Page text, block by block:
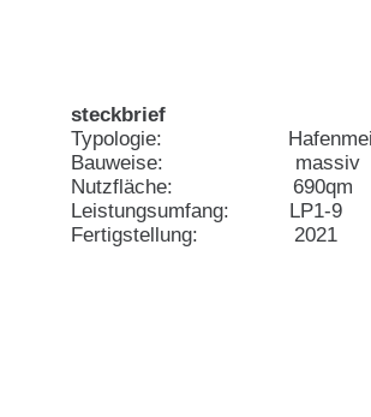
steckbrief
Typologie:
Bauweise: massiv
Nutzfläche: 690qm
Leistungsumfang: LP1-9
Fertigstellung: 2021